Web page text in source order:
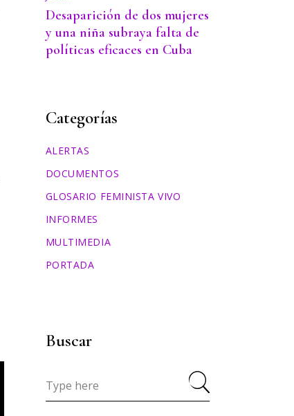
Desaparición de dos mujeres
y una niña subraya falta de
políticas eficaces en Cuba
Categorías
ALERTAS
DOCUMENTOS
GLOSARIO FEMINISTA VIVO
INFORMES
MULTIMEDIA
PORTADA
Buscar